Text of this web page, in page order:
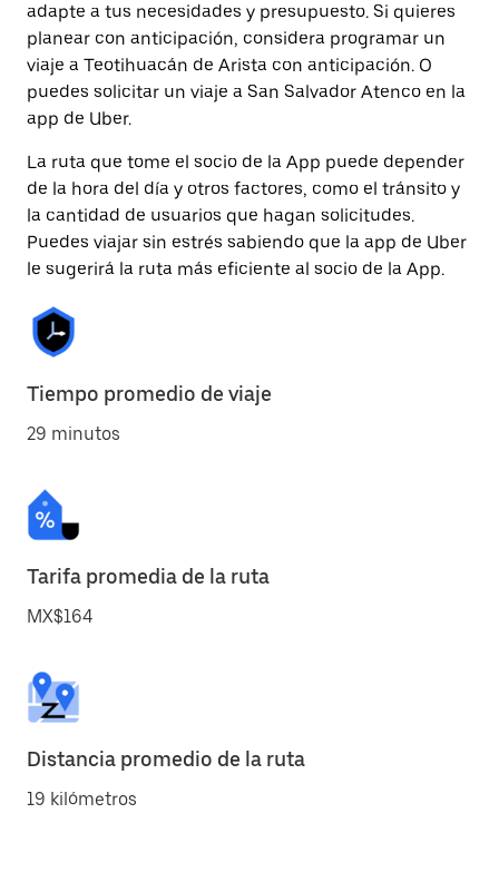
adapte a tus necesidades y presupuesto. Si quieres
planear con anticipación, considera programar un
viaje a Teotihuacán de Arista con anticipación. O
puedes solicitar un viaje a San Salvador Atenco en la
app de Uber.
La ruta que tome el socio de la App puede depender
de la hora del día y otros factores, como el tránsito y
la cantidad de usuarios que hagan solicitudes.
Puedes viajar sin estrés sabiendo que la app de Uber
le sugerirá la ruta más eficiente al socio de la App.
Tiempo promedio de viaje
29 minutos
Tarifa promedia de la ruta
MX$164
Distancia promedio de la ruta
19 kilómetros